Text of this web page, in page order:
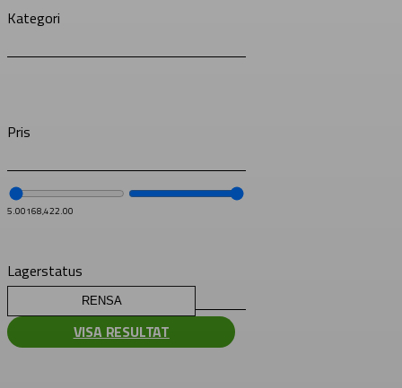
Kategori
Pris
5.00168,422.00
Lagerstatus
RENSA
VISA RESULTAT